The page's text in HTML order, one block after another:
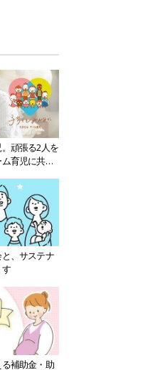
頑張る2人を
育児に共感
、サステナ
補助金・助